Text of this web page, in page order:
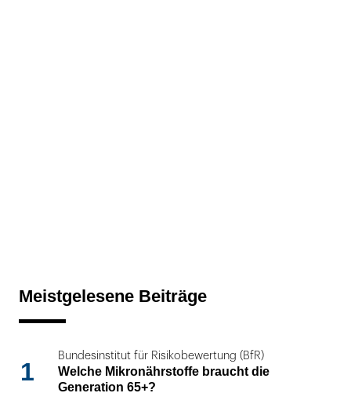
Meistgelesene Beiträge
1
Bundesinstitut für Risikobewertung (BfR)
Welche Mikronährstoffe braucht die
Generation 65+?